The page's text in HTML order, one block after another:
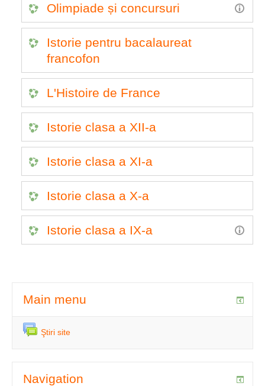
Olimpiade și concursuri
Istorie pentru bacalaureat
francofon
L'Histoire de France
Istorie clasa a XII-a
Istorie clasa a XI-a
Istorie clasa a X-a
Istorie clasa a IX-a
Main menu
Ştiri site
Navigation